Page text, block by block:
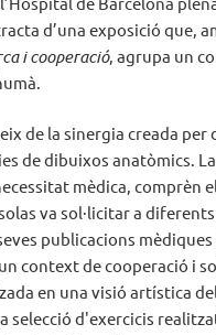
de Barcelona
d’una exposició que,
i cooperació, agrupa un
de la sinergia creada per
de dibuixos anatòmics.
mèdica, comprèn
va sol·licitar a
publicacions
context de cooperació i
en una visió artística
selecció d'exercicis